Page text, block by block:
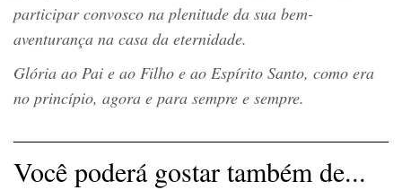
participar convosco na plenitude da sua bem-
aventurança na casa da eternidade.
Glória ao Pai e ao Filho e ao Espírito Santo, como era
no princípio, agora e para sempre e sempre.
Você poderá gostar também de...